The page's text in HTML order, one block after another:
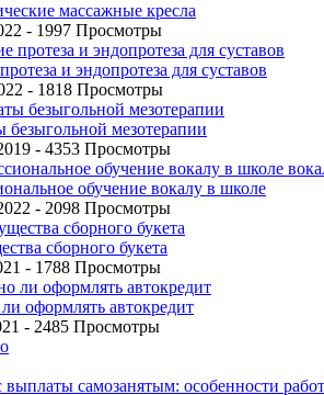
массажные кресла
- 1997 Просмотры
и эндопротеза для суставов
- 1818 Просмотры
безыгольной мезотерапии
- 4353 Просмотры
обучение вокалу в школе
- 2098 Просмотры
сборного букета
- 1788 Просмотры
оформлять автокредит
- 2485 Просмотры